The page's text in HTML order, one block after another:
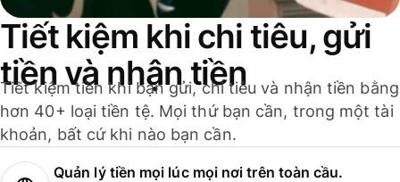
Tiết kiệm khi chi tiêu, gửi
tiền và nhận tiền
Tiết kiệm tiền khi bạn gửi, chi tiêu và nhận tiền bằng
hơn 40+ loại tiền tệ. Mọi thứ bạn cần, trong một tài
khoản, bất cứ khi nào bạn cần.
Quản lý tiền mọi lúc mọi nơi trên toàn cầu.